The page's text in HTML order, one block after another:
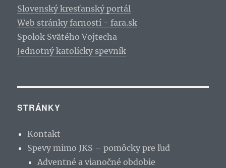
Slovenský kresťanský portál
Web stránky farností - fara.sk
Spolok Svätého Vojtecha
Jednotný katolícky spevník
STRÁNKY
Kontakt
Spevy mimo JKS – pomôcky pre ľud
Adventné a vianočné obdobie